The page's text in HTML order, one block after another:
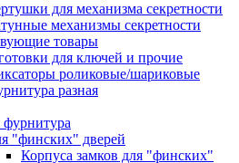
для механизма секретности
механизмы секретности
товары
для ключей и прочие
роликовые/шариковые
разная
фурнитура
"финских" дверей
Корпуса замков для "финских"